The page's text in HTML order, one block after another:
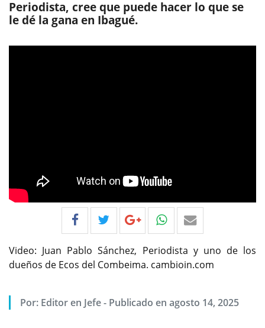
Periodista, cree que puede hacer lo que se
le dé la gana en Ibagué.
Video: Juan Pablo Sánchez, Periodista y uno de los
dueños de Ecos del Combeima. cambioin.com
Por: Editor en Jefe- Publicado en agosto 14, 2025